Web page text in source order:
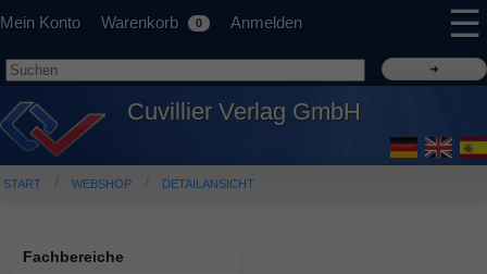
Mein Konto Warenkorb 0 Anmelden ☰
Cuvillier Verlag GmbH
START WEBSHOP DETAILANSICHT
Fachbereiche